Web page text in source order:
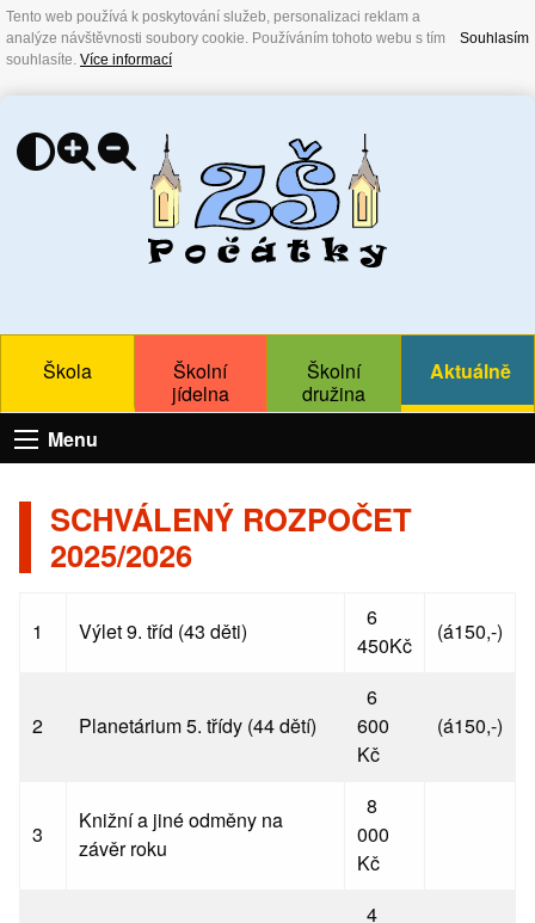
Tento web používá k poskytování služeb, personalizaci reklam a
analýze návštěvnosti soubory cookie. Používáním tohoto webu s tím
souhlasíte. Více informací
Souhlasím
Škola
Školní
jídelna
Školní
družina
Aktuálně
Menu
SCHVÁLENÝ ROZPOČET
2025/2026
1 Výlet 9. tříd (43 děti)
6
450Kč
(á150,-)
2 Planetárium 5. třídy (44 dětí)
6
600
Kč
(á150,-)
3
Knižní a jiné odměny na
závěr roku
8
000
Kč
4